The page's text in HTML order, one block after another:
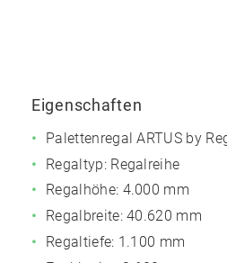
Eigenschaften
Palettenregal ARTUS by
Regaltyp: Regalreihe
Regalhöhe: 4.000 mm
Regalbreite: 40.620 mm
Regaltiefe: 1.100 mm